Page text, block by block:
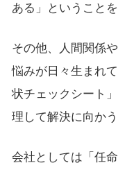
ある」ということを
その他、人間関係
悩みが日々生まれ
状チェックシート
理して解決に向か
会社としては「任